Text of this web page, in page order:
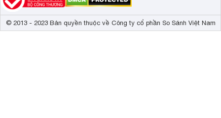
© 2013 - 2023 Bản quyền thuộc về Công ty cổ phần So Sánh Việt Nam